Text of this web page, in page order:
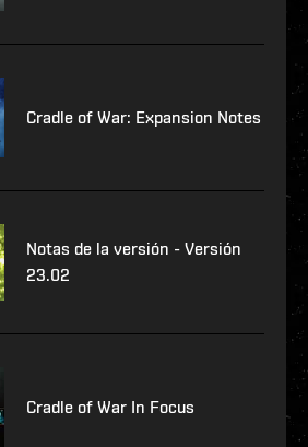
Cradle of War: Expansion Notes
Notas de la versión - Versión
23.02
Cradle of War In Focus